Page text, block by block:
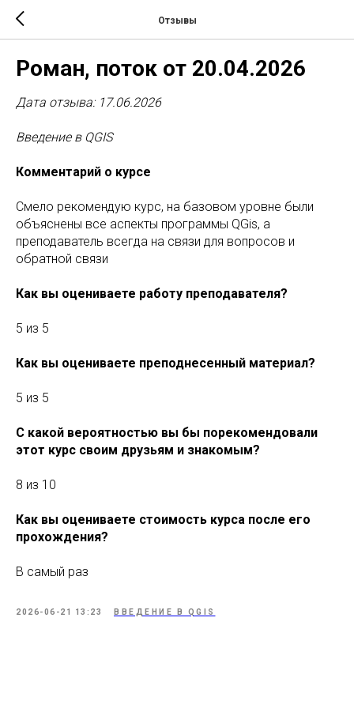
Отзывы
Роман, поток от 20.04.2026
Дата отзыва: 17.06.2026
Введение в QGIS
Комментарий о курсе
Смело рекомендую курс, на базовом уровне были
объяснены все аспекты программы QGis, а
преподаватель всегда на связи для вопросов и
обратной связи
Как вы оцениваете работу преподавателя?
5 из 5
Как вы оцениваете преподнесенный материал?
5 из 5
С какой вероятностью вы бы порекомендовали
этот курс своим друзьям и знакомым?
8 из 10
Как вы оцениваете стоимость курса после его
прохождения?
В самый раз
2026-06-21 13:23 ВВЕДЕНИЕ В QGIS